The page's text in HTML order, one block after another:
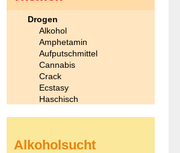
Drogen
Alkohol
Amphetamin
Aufputschmittel
Cannabis
Crack
Ecstasy
Haschisch
Kokain
Alkoholsucht